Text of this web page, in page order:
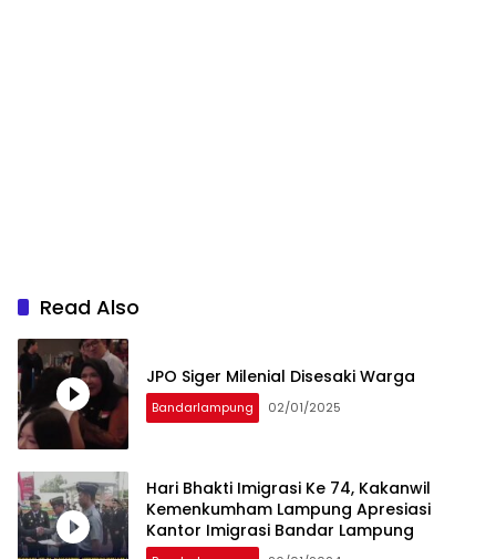
Read Also
JPO Siger Milenial Disesaki Warga
Bandarlampung 02/01/2025
Hari Bhakti Imigrasi Ke 74, Kakanwil
Kemenkumham Lampung Apresiasi
Kantor Imigrasi Bandar Lampung